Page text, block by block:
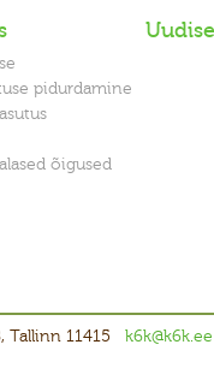
pidurdamine
õigused
Tallinn 11415 k6k@k6k.ee